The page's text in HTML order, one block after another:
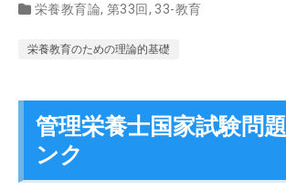
栄養教育論, 第33回, 33-教育
栄養教育のための理論的基礎
管理栄養士国家試験問
ンク